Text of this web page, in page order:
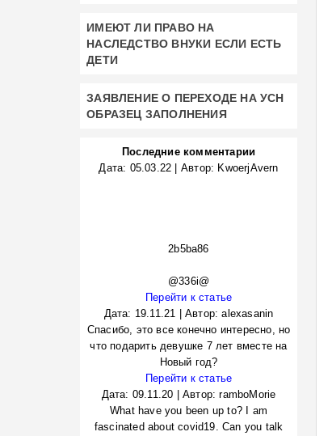
ИМЕЮТ ЛИ ПРАВО НА
НАСЛЕДСТВО ВНУКИ ЕСЛИ ЕСТЬ
ДЕТИ
ЗАЯВЛЕНИЕ О ПЕРЕХОДЕ НА УСН
ОБРАЗЕЦ ЗАПОЛНЕНИЯ
Последние комментарии
Дата: 05.03.22 Автор: KwoerjAvern
2b5ba86
@336i@
Перейти к статье
Дата: 19.11.21 |Автор:alexasanin
Спасибо, это все конечно интересно, но
что подарить девушке 7 лет вместе на
Новый год?
Перейти к статье
Дата: 09.11.20 |Автор:ramboMorie
What have you been up to? I am
fascinated about covid19. Can you talk